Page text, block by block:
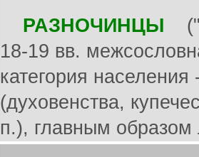
РАЗНОЧИНЦЫ
18-19 вв.
категория
(духовенства,
п.), главным образом